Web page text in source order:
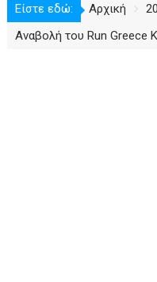
Είστε εδώ: Αρχική
Αναβολή του Run Greece